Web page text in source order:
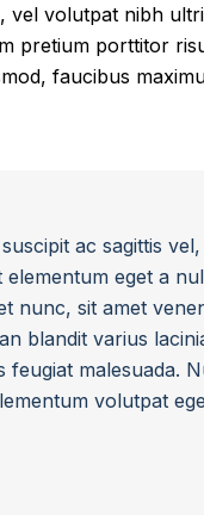
vel volutpat nibh
pretium porttitor
faucibus
ac sagittis
elementum eget a
nunc, sit amet
blandit varius
feugiat malesuada.
volutpat